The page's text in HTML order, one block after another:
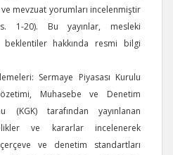
ve mevzuat yorumları incelenmiştir
1-20). Bu yayınlar, mesleki
hakkında resmi bilgi
Sermaye Piyasası Kurulu
Muhasebe ve Denetim
(KGK) tarafından yayınlanan
ve kararlar incelenerek
ve denetim standartları